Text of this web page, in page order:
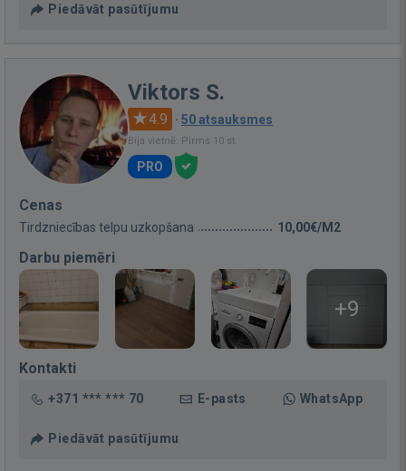
Piedāvāt pasūtījumu
Viktors S.
4.9 · 50 atsauksmes
Bija vietnē: Pirms 10 st.
PRO
Cenas
Tirdzniecības telpu uzkopšana 10,00€/M2
Darbu piemēri
+9
Kontakti
+371 *** *** 70 E-pasts WhatsApp
Piedāvāt pasūtījumu